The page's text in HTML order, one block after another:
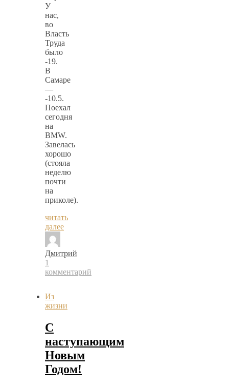
У
нас,
во
Власть
Труда
было
-19.
В
Самаре
—
-10.5.
Поехал
сегодня
на
BMW.
Завелась
хорошо
(стояла
неделю
почти
на
приколе).
читать
далее
Дмитрий
1
комментарий
Из
жизни
С
наступающим
Новым
Годом!